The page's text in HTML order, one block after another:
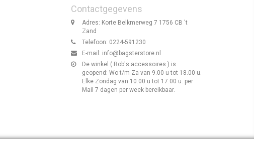
Contactgegevens
Adres: Korte Belkmerweg 7 1756 CB 't
Zand
Telefoon: 0224-591230
E-mail: info@bagsterstore.nl
De winkel ( Rob's accessoires ) is
geopend: Wo t/m Za van 9.00 u tot 18.00 u.
Elke Zondag van 10.00 u tot 17.00 u. per
Mail 7 dagen per week bereikbaar.